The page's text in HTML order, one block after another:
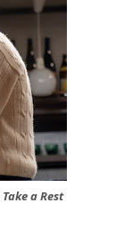
Take a Rest